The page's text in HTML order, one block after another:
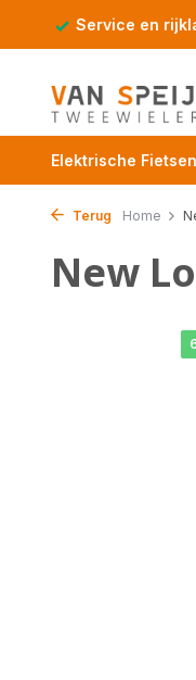
Service en
Elektrische Fietsen
Terug Home
New